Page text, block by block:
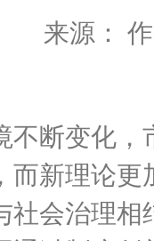
来源：
断变化，
而新理论
社会治理